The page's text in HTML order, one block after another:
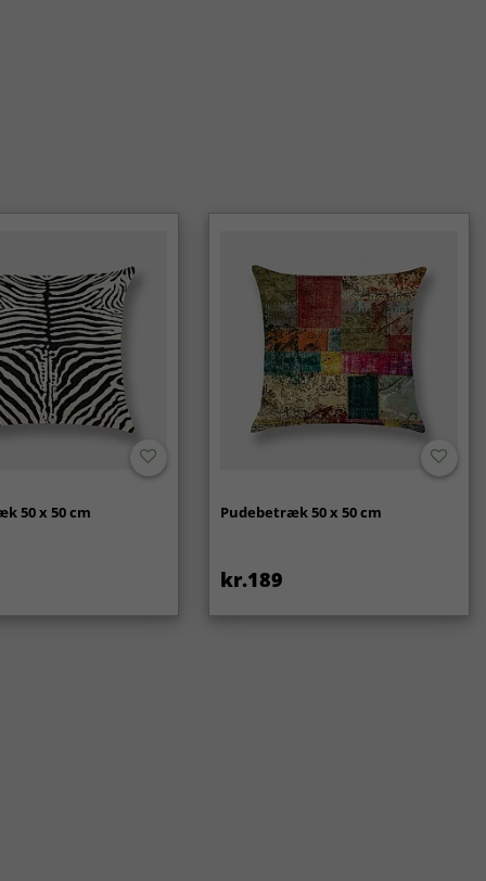
50 x 50 cm Pudebetræk 50 x 50 cm
kr.189